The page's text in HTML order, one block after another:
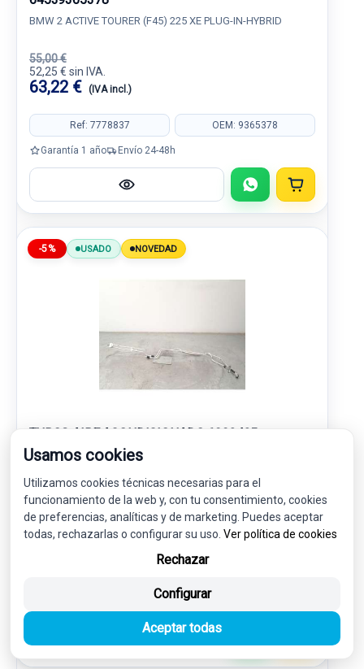
BMW 2 ACTIVE TOURER (F45) 225 XE PLUG-IN-HYBRID
55,00 €
52,25 € sin IVA.
63,22 € (IVA incl.)
Ref: 7778837 OEM: 9365378
Garantía 1 año Envío 24-48h
-5% USADO NOVEDAD
TUBOS AIRE ACONDICIONADO 6993435
64536993435
60,00 €
57,00 € sin IVA.
68,97 €
Usamos cookies
Utilizamos cookies técnicas necesarias para el
funcionamiento de la web y, con tu consentimiento, cookies
de preferencias, analíticas y de marketing. Puedes aceptar
todas, rechazarlas o configurar su uso. Ver política de cookies
Rechazar
Configurar
Aceptar todas